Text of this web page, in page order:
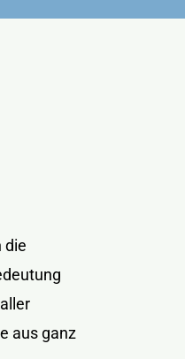
die
aus ganz